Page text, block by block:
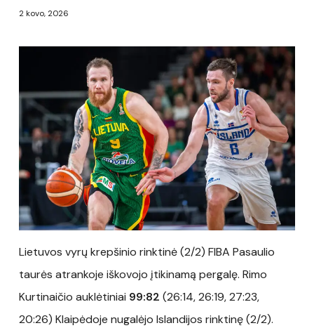
2 kovo, 2026
Lietuvos vyrų krepšinio rinktinė (2/2) FIBA Pasaulio
taurės atrankoje iškovojo įtikinamą pergalę. Rimo
Kurtinaičio auklėtiniai 99:82 (26:14, 26:19, 27:23,
20:26) Klaipėdoje nugalėjo Islandijos rinktinę (2/2).